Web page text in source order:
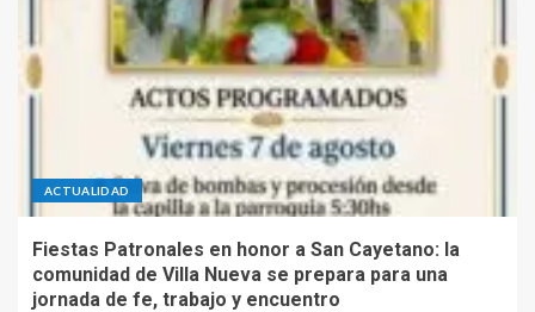
ACTUALIDAD
Fiestas Patronales en honor a San Cayetano: la
comunidad de Villa Nueva se prepara para una
jornada de fe, trabajo y encuentro